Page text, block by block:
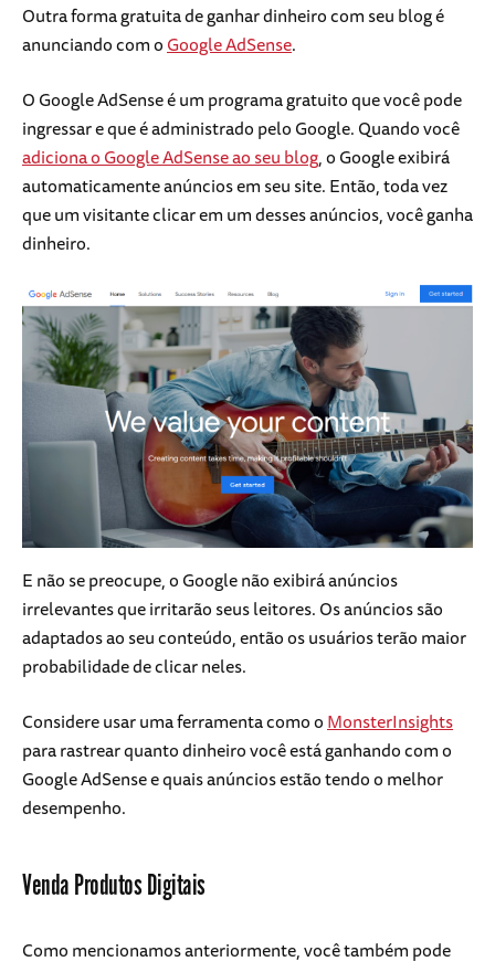
Outra forma gratuita de ganhar dinheiro com seu blog é
anunciando com oGoogle AdSense.
O Google AdSense é um programa gratuito que você pode
ingressar e que é administrado pelo Google. Quando você
adiciona o Google AdSense ao seu blog, o Google exibirá
automaticamente anúncios em seu site. Então, toda vez
que um visitante clicar em um desses anúncios, você ganha
dinheiro.
E não se preocupe, o Google não exibirá anúncios
irrelevantes que irritarão seus leitores. Os anúncios são
adaptados ao seu conteúdo, então os usuários terão maior
probabilidade de clicar neles.
Considere usar uma ferramenta como oMonsterInsights
para rastrear quanto dinheiro você está ganhando com o
Google AdSense e quais anúncios estão tendo o melhor
desempenho.
Venda Produtos Digitais
Como mencionamos anteriormente, você também pode